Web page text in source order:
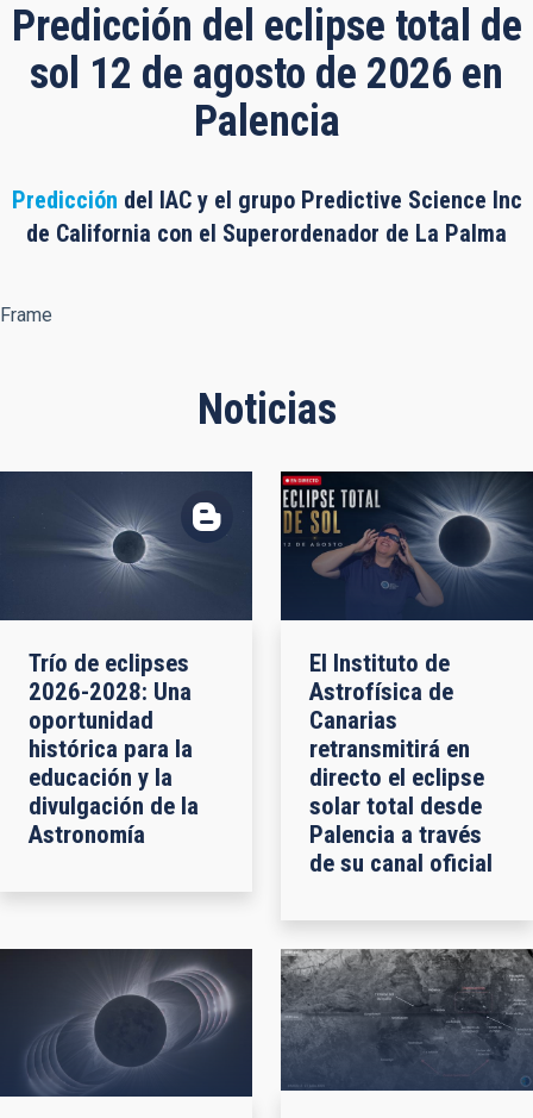
Predicción del eclipse total de
sol 12 de agosto de 2026 en
Palencia
Predicción del IAC y el grupo Predictive Science Inc
de California con el Superordenador de La Palma
Frame
Noticias
Trío de eclipses
2026-2028: Una
oportunidad
histórica para la
educación y la
divulgación de la
Astronomía
El Instituto de
Astrofísica de
Canarias
retransmitirá en
directo el eclipse
solar total desde
Palencia a través
de su canal oficial